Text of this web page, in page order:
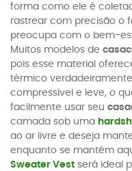
forma como ele é
rastrear com precisão o
preocupa com o bem-
Muitos modelos de
pois esse material
térmico
compressível e leve, o
facilmente usar seu
camada sob uma
ao ar livre e deseja
enquanto se mantém
Sweater Vest será ideal